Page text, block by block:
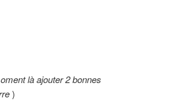
là ajouter 2 bonnes
)